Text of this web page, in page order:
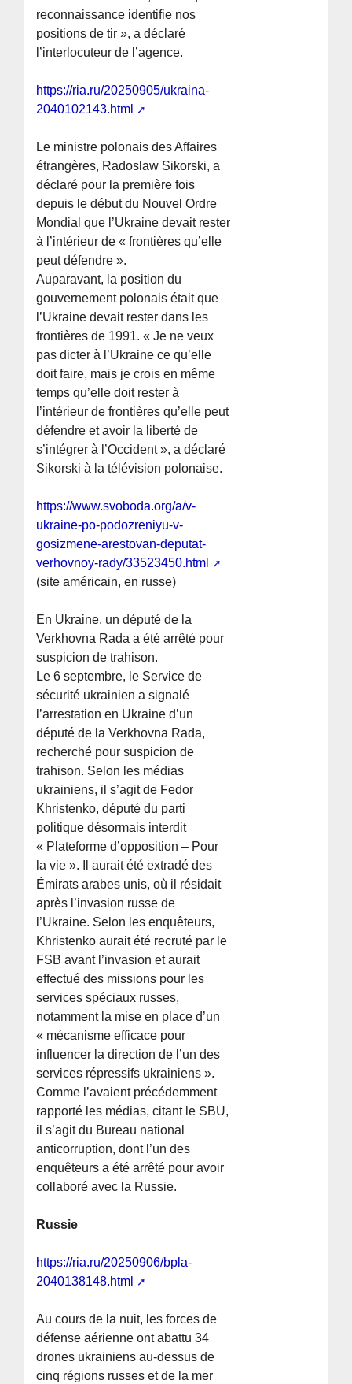
reconnaissance identifie nos
positions de tir », a déclaré
l’interlocuteur de l’agence.
https://ria.ru/20250905/ukraina-
2040102143.html
Le ministre polonais des Affaires
étrangères, Radoslaw Sikorski, a
déclaré pour la première fois
depuis le début du Nouvel Ordre
Mondial que l’Ukraine devait rester
à l’intérieur de « frontières qu’elle
peut défendre ».
Auparavant, la position du
gouvernement polonais était que
l’Ukraine devait rester dans les
frontières de 1991. « Je ne veux
pas dicter à l’Ukraine ce qu’elle
doit faire, mais je crois en même
temps qu’elle doit rester à
l’intérieur de frontières qu’elle peut
défendre et avoir la liberté de
s’intégrer à l’Occident », a déclaré
Sikorski à la télévision polonaise.
https://www.svoboda.org/a/v-
ukraine-po-podozreniyu-v-
gosizmene-arestovan-deputat-
verhovnoy-rady/33523450.html
(site américain, en russe)
En Ukraine, un député de la
Verkhovna Rada a été arrêté pour
suspicion de trahison.
Le 6 septembre, le Service de
sécurité ukrainien a signalé
l’arrestation en Ukraine d’un
député de la Verkhovna Rada,
recherché pour suspicion de
trahison. Selon les médias
ukrainiens, il s’agit de Fedor
Khristenko, député du parti
politique désormais interdit
« Plateforme d’opposition – Pour
la vie ». Il aurait été extradé des
Émirats arabes unis, où il résidait
après l’invasion russe de
l’Ukraine. Selon les enquêteurs,
Khristenko aurait été recruté par le
FSB avant l’invasion et aurait
effectué des missions pour les
services spéciaux russes,
notamment la mise en place d’un
« mécanisme efficace pour
influencer la direction de l’un des
services répressifs ukrainiens ».
Comme l’avaient précédemment
rapporté les médias, citant le SBU,
il s’agit du Bureau national
anticorruption, dont l’un des
enquêteurs a été arrêté pour avoir
collaboré avec la Russie.
Russie
https://ria.ru/20250906/bpla-
2040138148.html
Au cours de la nuit, les forces de
défense aérienne ont abattu 34
drones ukrainiens au-dessus de
cinq régions russes et de la mer